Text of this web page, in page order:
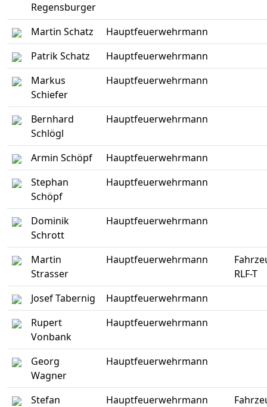
Regensburger
Martin Schatz
Hauptfeuerwehrmann
Patrik Schatz
Hauptfeuerwehrmann
Markus
Schiefer
Hauptfeuerwehrmann
Bernhard
Schlögl
Hauptfeuerwehrmann
Armin Schöpf
Hauptfeuerwehrmann
Stephan
Schöpf
Hauptfeuerwehrmann
Dominik
Schrott
Hauptfeuerwehrmann
Martin
Strasser
Hauptfeuerwehrmann
RLF-T
Josef Tabernig
Hauptfeuerwehrmann
Rupert
Vonbank
Hauptfeuerwehrmann
Georg
Wagner
Hauptfeuerwehrmann
Stefan
Hauptfeuerwehrmann